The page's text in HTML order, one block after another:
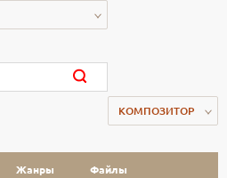
КОМПОЗИТОР
Жанры Файлы